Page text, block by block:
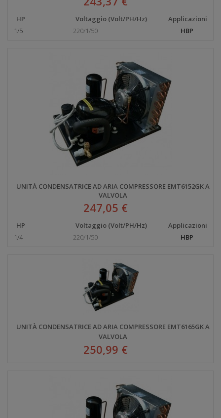
HP Voltaggio (Volt/PH/Hz)
Applicazioni
1/5
220/1/50 HBP
UNITÀ CONDENSATRICE AD ARIA COMPRESSORE EMT6152GK A
VALVOLA
247,05 €
HP Voltaggio (Volt/PH/Hz)
Applicazioni
1/4
220/1/50 HBP
UNITÀ CONDENSATRICE AD ARIA COMPRESSORE EMT6165GK A
VALVOLA
250,99 €